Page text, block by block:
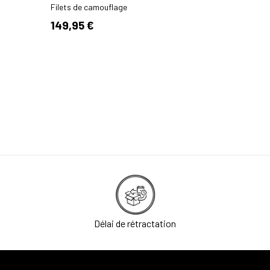
Filets de camouflage
149,95 €
Délai de rétractation